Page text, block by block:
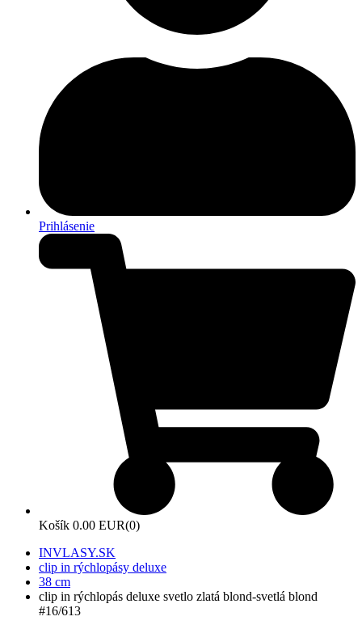
Prihlásenie
Košík 0.00 EUR(0)
INVLASY.SK
clip in rýchlopásy deluxe
38 cm
clip in rýchlopás deluxe svetlo zlatá blond-svetlá blond
#16/613